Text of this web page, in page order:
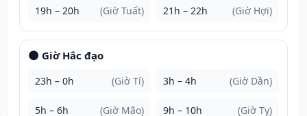
19h – 20h (Giờ Tuất) 21h – 22h (Giờ Hợi)
🌑 Giờ Hắc đạo
23h – 0h (Giờ Tí) 3h – 4h (Giờ Dần)
5h – 6h (Giờ Mão) 9h – 10h (Giờ Tỵ)